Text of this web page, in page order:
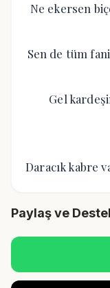
Ne ekersen
Sen de tüm
Gel
Daracık kabre
Paylaş ve